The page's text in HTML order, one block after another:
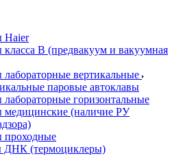
Haier
B (предвакуум и вакуумная
вертикальные
паровые автоклавы
горизонтальные
медицинские (наличие РУ
проходные
ДНК (термоциклеры)